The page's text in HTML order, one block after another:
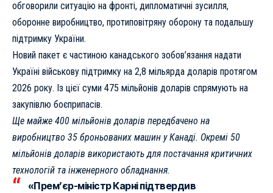
обговорили ситуацію на фронті, дипломатичні зусилля,
оборонне виробництво, протиповітряну оборону та подальшу
підтримку України.
Новий пакет є частиною канадського зобов’язання надати
Україні військову підтримку на 2,8 мільярда доларів протягом
2026 року. Із цієї суми 475 мільйонів доларів спрямують на
закупівлю боєприпасів.
Ще майже 400 мільйонів доларів передбачено на
виробництво 35 броньованих машин у Канаді. Окремі 50
мільйонів доларів використають для постачання критичних
технологій та інженерного обладнання.
«Прем’єр-міністр Карні підтвердив